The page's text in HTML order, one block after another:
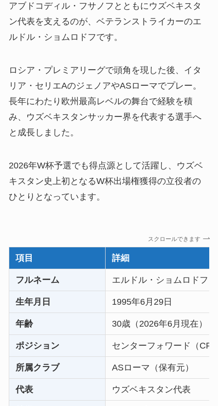
アブドコディル・フサノフとともにウズベキスタ
ン代表を支えるのが、ベテランストライカーのエ
ルドル・ショムロドフです。
ロシア・プレミアリーグで頭角を現した後、イタ
リア・セリエAのジェノアやASローマでプレー。
長年にわたり欧州最高レベルの舞台で経験を積
み、ウズベキスタンサッカー界を代表する選手へ
と成長しました。
2026年W杯予選でも得点源として活躍し、ウズベ
キスタン史上初となるW杯出場権獲得の立役者の
ひとりとなっています。
スクロールできます
項目 詳細
フルネーム エルドル・ショムロドフ
生年月日 1995年6月29日
年齢 30歳（2026年6月現在）
ポジション センターフォワード（CF
所属クラブ ASローマ（保有元）
代表 ウズベキスタン代表